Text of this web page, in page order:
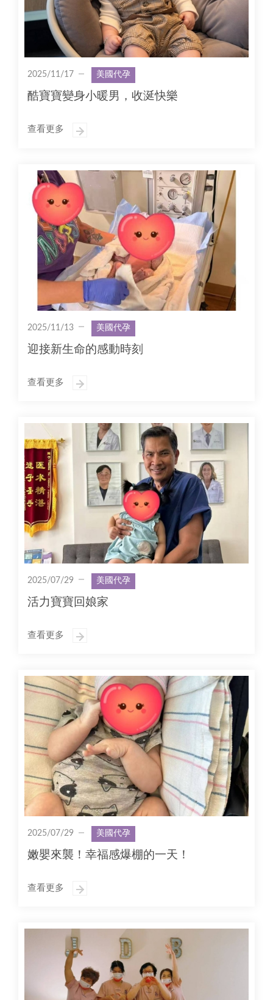
2025/11/17 美國代孕
酷寶寶變身小暖男，收涎快樂
查看更多
2025/11/13 美國代孕
迎接新生命的感動時刻
查看更多
2025/07/29 美國代孕
活力寶寶回娘家
查看更多
2025/07/29 美國代孕
嫩嬰來襲！幸福感爆棚的一天！
查看更多